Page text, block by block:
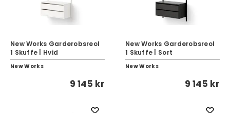
New Works Garderobsreol
1 Skuffe | Hvid
New Works
9 145 kr
New Works Garderobsreol
1 Skuffe | Sort
New Works
9 145 kr